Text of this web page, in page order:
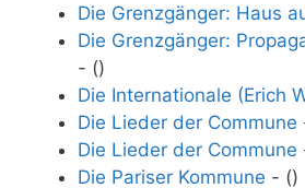
Die Grenzgänger: Haus
Die Grenzgänger:
- ()
Die Internationale (Erich
Die Lieder der Commune
Die Lieder der Commune
Die Pariser Kommune - ()